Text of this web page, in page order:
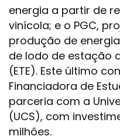
energia a partir de
vinícola; e o PGC,
produção de
de lodo de estação
(ETE). Este último
Financiadora de
parceria com a
(UCS), com
milhões.